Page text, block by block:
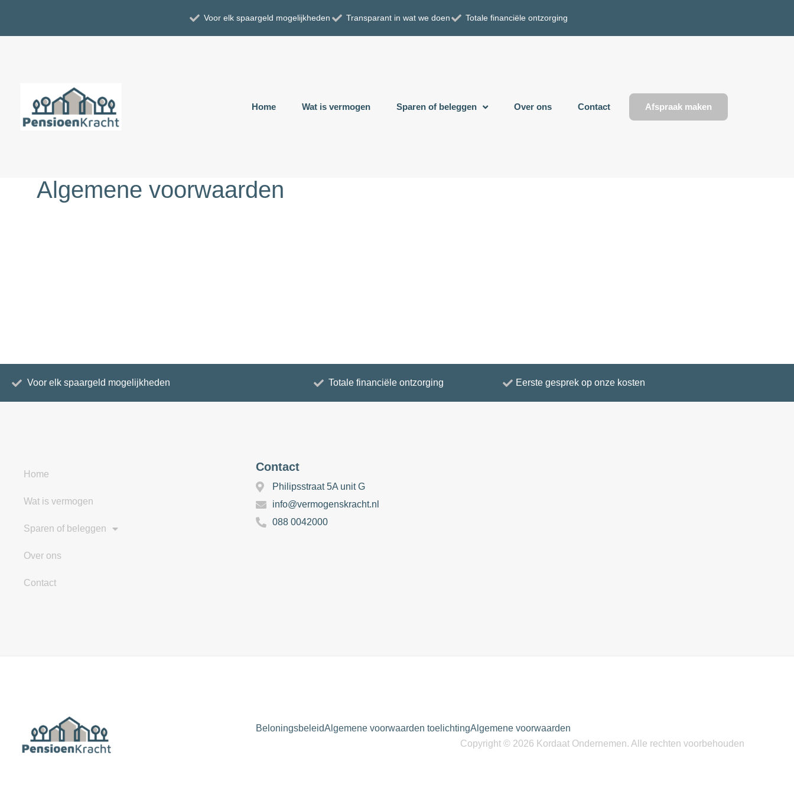
Voor elk spaargeld mogelijkheden Transparant in wat we doen Totale financiële ontzorging
Home Wat is vermogen Sparen of beleggen Over ons Contact Afspraak maken
Algemene voorwaarden
Voor elk spaargeld mogelijkheden Totale financiële ontzorging Eerste gesprek op onze kosten
Home
Wat is vermogen
Sparen of beleggen
Over ons
Contact
Contact
Philipsstraat 5A unit G
info@vermogenskracht.nl
088 0042000
BeloningsbeleidAlgemene voorwaarden toelichtingAlgemene voorwaarden
Copyright © 2026 Kordaat Ondernemen. Alle rechten voorbehouden